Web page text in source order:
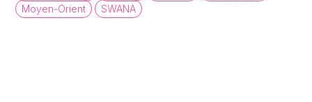
Moyen-Orient
SWANA